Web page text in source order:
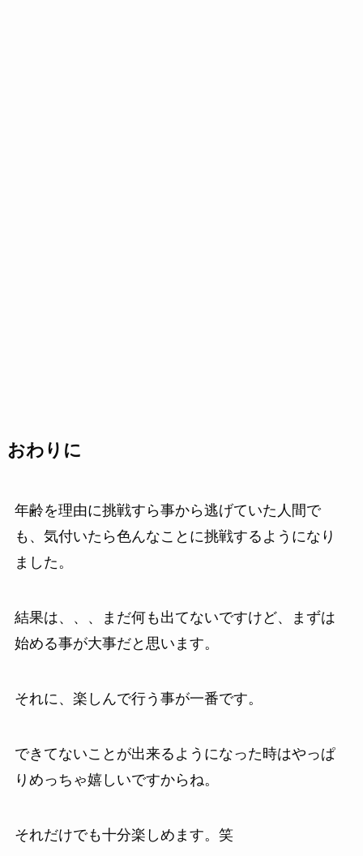
おわりに
年齢を理由に挑戦すら事から逃げていた人間で
も、気付いたら色んなことに挑戦するようになり
ました。
結果は、、、まだ何も出てないですけど、まずは
始める事が大事だと思います。
それに、楽しんで行う事が一番です。
できてないことが出来るようになった時はやっぱ
りめっちゃ嬉しいですからね。
それだけでも十分楽しめます。笑